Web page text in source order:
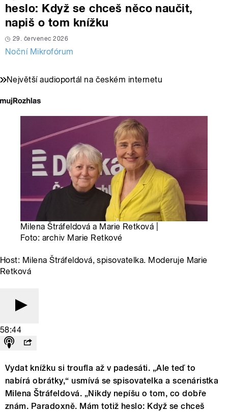
heslo: Když se chceš něco naučit,
napiš o tom knížku
29. červenec 2026
Noční Mikrofórum
Největší audioportál na českém internetu
Milena Štráfeldová a Marie Retková |
Foto: archiv Marie Retkové
Host: Milena Štráfeldová, spisovatelka. Moderuje Marie
Retková
58:44
Vydat knížku si troufla až v padesáti. „Ale teď to
nabírá obrátky,“ usmívá se spisovatelka a scenáristka
Milena Štráfeldová. „Nikdy nepíšu o tom, co dobře
znám. Paradoxně. Mám totiž heslo: Když se chceš